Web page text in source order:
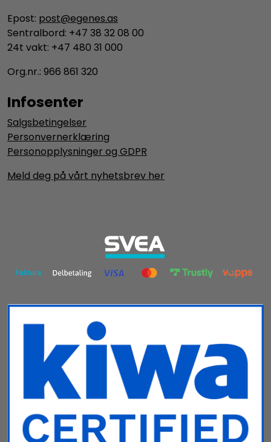
Epost: post@egenes.as
Sentralbord: +47 38 32 08 00
24t vakt: +47 480 31 000
Org.nr.: 966 861 320
Infosenter
Salgsbetingelser
Personvernerklæring
Personopplysninger og GDPR
Meld deg på vårt nyhetsbrev her